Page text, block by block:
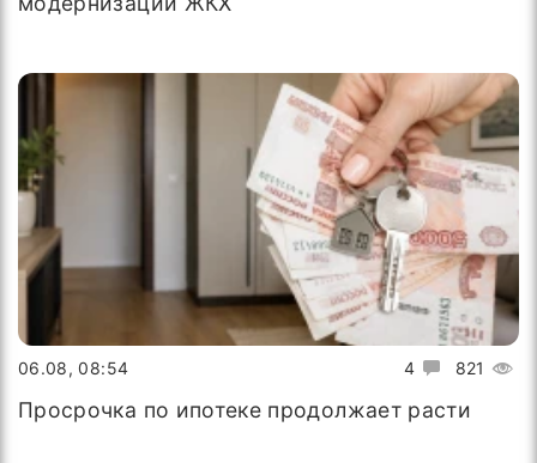
4 821
06.08, 08:54
Просрочка по ипотеке продолжает расти